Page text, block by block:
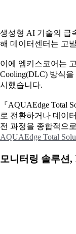
생성형 AI 기술의 급
해 데이터센터는 고
이에 엠키스코어는
Cooling(DLC) 방식을
시했습니다.
『AQUAEdge Total
로 전환하거나 데이
전 과정을 종합적으
AQUAEdge Total
모니터링 솔루션